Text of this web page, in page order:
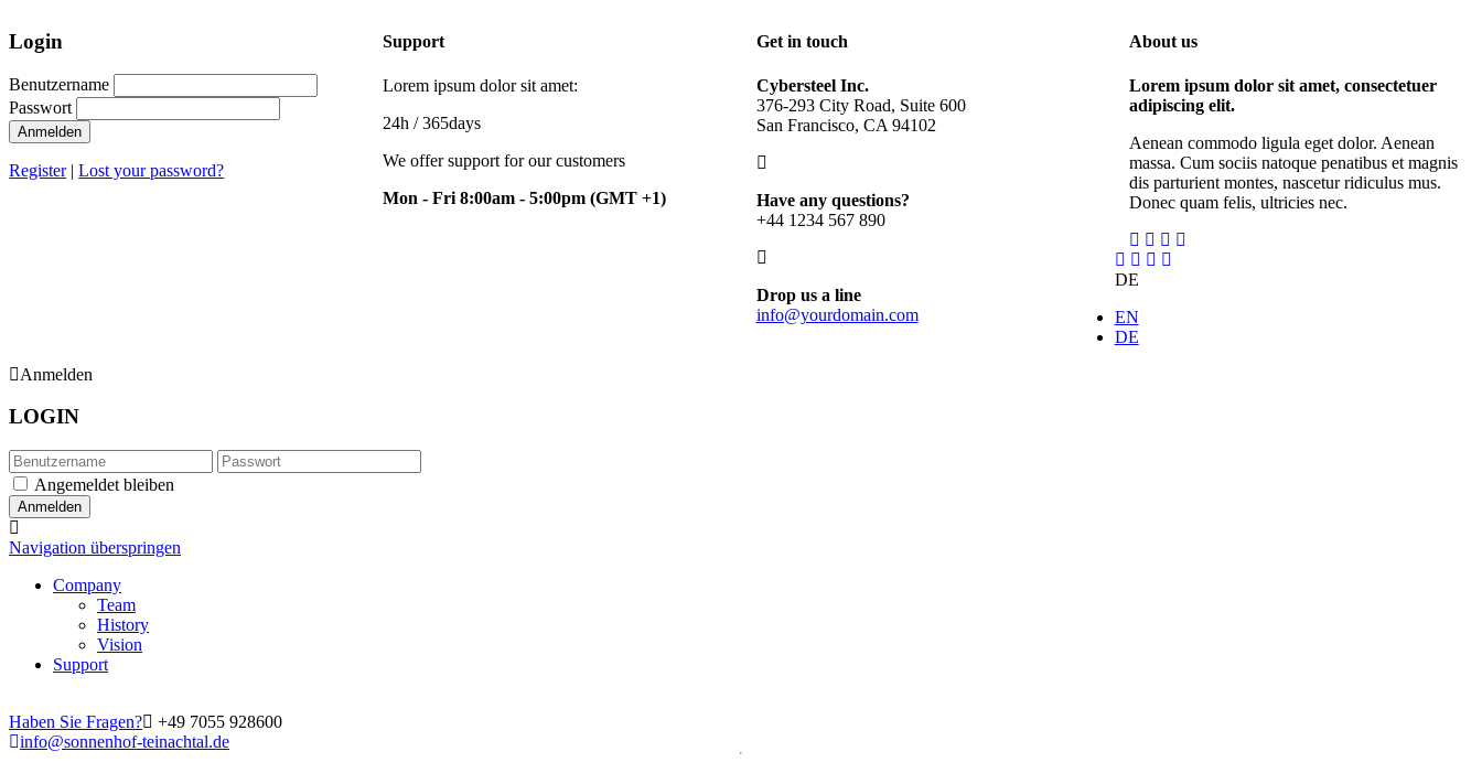
Login
Benutzername
Passwort
Anmelden
Register|Lost your password?
Support
Lorem ipsum dolor sit amet:
24h / 365days
We offer support for our customers
Mon - Fri 8:00am - 5:00pm (GMT +1)
Get in touch
Cybersteel Inc.
376-293 City Road, Suite 600
San Francisco, CA 94102
Have any questions?
+44 1234 567 890
Drop us a line
info@yourdomain.com
About us
Lorem ipsum dolor sit amet, consectetuer
adipiscing elit.
Aenean commodo ligula eget dolor. Aenean
massa. Cum sociis natoque penatibus et magnis
dis parturient montes, nascetur ridiculus mus.
Donec quam felis, ultricies nec.
DE
EN
DE
Anmelden
LOGIN
Angemeldet bleiben
Navigation überspringen
Company
Team
History
Vision
Support
Haben Sie Fragen?
+49 7055 928600
info@sonnenhof-teinachtal.de